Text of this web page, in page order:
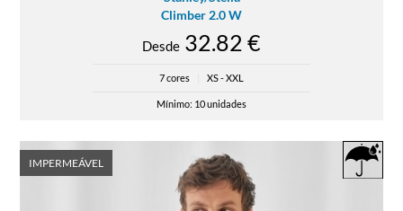
Climber 2.0 W
Desde 32.82 €
7 cores XS - XXL
Mínimo: 10 unidades
IMPERMEÁVEL